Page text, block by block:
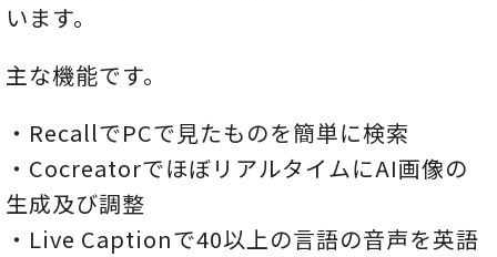
います。
主な機能です。
・RecallでPCで見たものを簡単に検索
・CocreatorでほぼリアルタイムにAI画像の
生成及び調整
・Live Captionで40以上の言語の音声を英語